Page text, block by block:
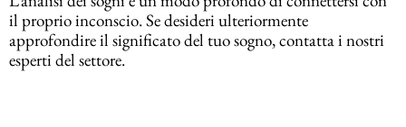
il proprio inconscio. Se desideri ulteriormente
approfondire il significato del tuo sogno, contatta i nostri
esperti del settore.